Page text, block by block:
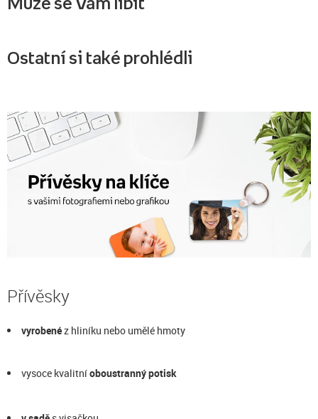
Ostatní si také prohlédli
Přívěsky
vyrobenéz hliníku nebo umělé hmoty
vysoce kvalitníoboustranný potisk